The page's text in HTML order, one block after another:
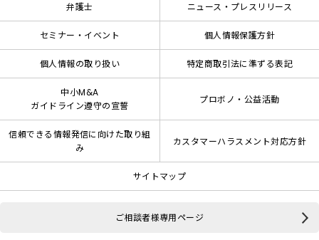
弁護士 ニュース・プレスリリース
セミナー・イベント 個人情報保護方針
個人情報の取り扱い 特定商取引法に準ずる表記
中小M&A
ガイドライン遵守の宣誓
プロボノ・公益活動
信頼できる情報発信に向けた取り組
み
カスタマーハラスメント対応方針
サイトマップ
ご相談者様専用ページ